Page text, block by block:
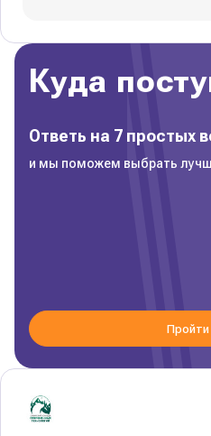
Куда
Ответь на 7 простых
и мы поможем выбрать
Пройти